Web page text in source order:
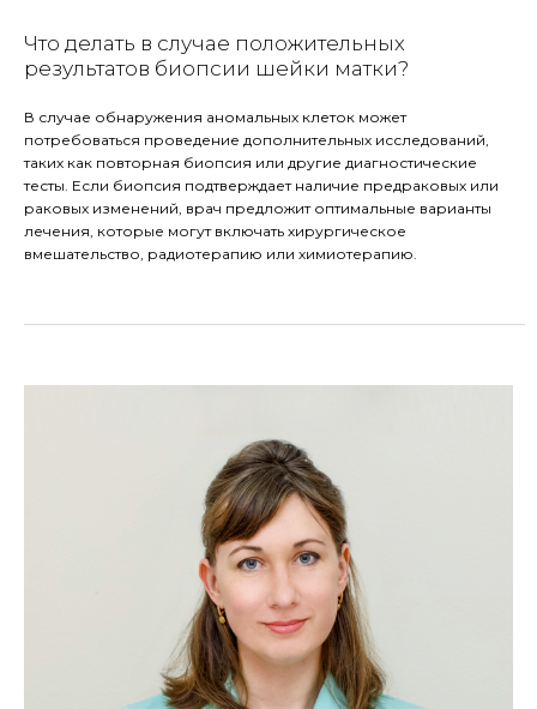
Что делать в случае положительных
результатов биопсии шейки матки?
В случае обнаружения аномальных клеток может
потребоваться проведение дополнительных исследований,
таких как повторная биопсия или другие диагностические
тесты. Если биопсия подтверждает наличие предраковых или
раковых изменений, врач предложит оптимальные варианты
лечения, которые могут включать хирургическое
вмешательство, радиотерапию или химиотерапию.